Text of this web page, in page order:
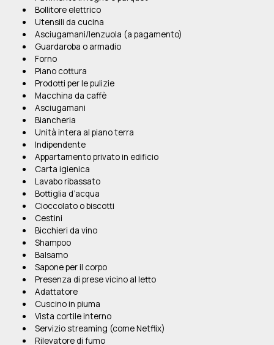
Bollitore elettrico
Utensili da cucina
Asciugamani/lenzuola (a pagamento)
Guardaroba o armadio
Forno
Piano cottura
Prodotti per le pulizie
Macchina da caffè
Asciugamani
Biancheria
Unità intera al piano terra
Indipendente
Appartamento privato in edificio
Carta igienica
Lavabo ribassato
Bottiglia d’acqua
Cioccolato o biscotti
Cestini
Bicchieri da vino
Shampoo
Balsamo
Sapone per il corpo
Presenza di prese vicino al letto
Adattatore
Cuscino in piuma
Vista cortile interno
Servizio streaming (come Netflix)
Rilevatore di fumo